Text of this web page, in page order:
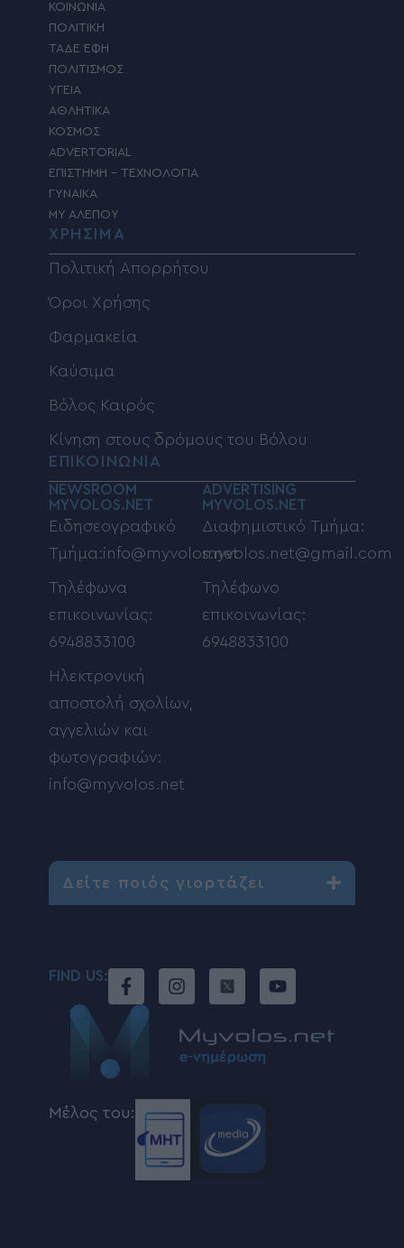
ΚΟΙΝΩΝΙΑ
ΠΟΛΙΤΙΚΗ
ΤΑΔΕ ΕΦΗ
ΠΟΛΙΤΙΣΜΟΣ
ΥΓΕΙΑ
ΑΘΛΗΤΙΚΑ
ΚΟΣΜΟΣ
ADVERTORIAL
ΕΠΙΣΤΗΜΗ – ΤΕΧΝΟΛΟΓΙΑ
ΓΥΝΑΙΚΑ
MY ΑΛΕΠΟΥ
ΧΡΗΣΙΜΑ
Πολιτική Απορρήτου
Όροι Χρήσης
Φαρμακεία
Καύσιμα
Βόλος Καιρός
Κίνηση στους δρόμους του Βόλου
ΕΠΙΚΟΙΝΩΝΙΑ
NEWSROOM
MYVOLOS.NET
Ειδησεογραφικό
Τμήμα:info@myvolos.net
Τηλέφωνα
επικοινωνίας:
6948833100
Ηλεκτρονική
αποστολή σχολίων,
αγγελιών και
φωτογραφιών:
info@myvolos.net
ADVERTISING
MYVOLOS.NET
Διαφημιστικό Τμήμα:
myvolos.net@gmail.com
Τηλέφωνο
επικοινωνίας:
6948833100
Δείτε ποιός γιορτάζει
FIND US:
Μέλος του: